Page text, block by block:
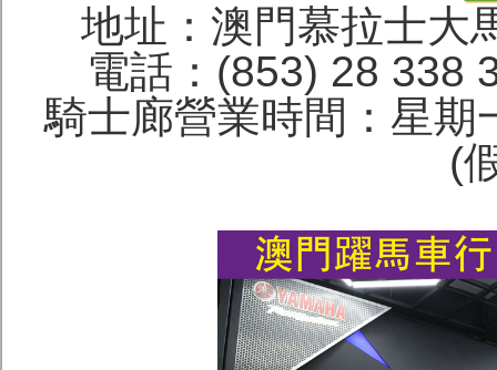
地址：澳門慕拉士大
電話：(853) 28 338
騎士廊營業時間：星期
(